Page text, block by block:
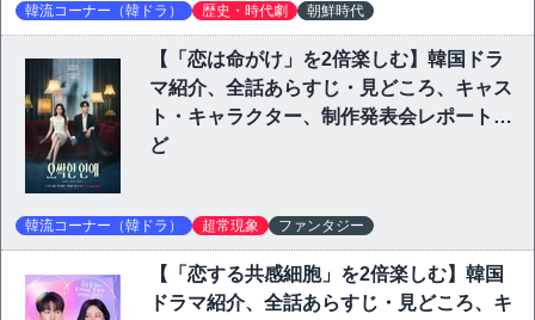
韓流コーナー（韓ドラ） 歴史・時代劇 朝鮮時代
【「恋は命がけ」を2倍楽しむ】韓国ドラ
マ紹介、全話あらすじ・見どころ、キャス
ト・キャラクター、制作発表会レポートな
ど
韓流コーナー（韓ドラ） 超常現象 ファンタジー
【「恋する共感細胞」を2倍楽しむ】韓国
ドラマ紹介、全話あらすじ・見どころ、キ